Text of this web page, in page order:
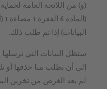
(و) من اللائحة العامة
البيانات) إذا تم طلب ذلك.
ستظل البيانات التي ترسلها
إلى أن تطلب منا حذفها أو
لم يعد الغرض من تخزين